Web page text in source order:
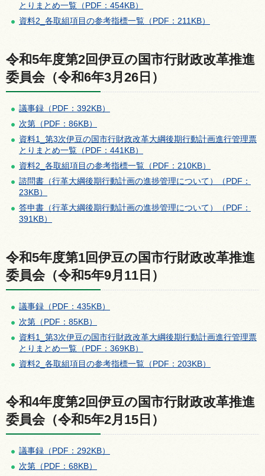
とりまとめ一覧（PDF：454KB）
資料2_各取組項目の参考指標一覧（PDF：211KB）
令和5年度第2回伊豆の国市行財政改革推進
委員会（令和6年3月26日）
議事録（PDF：392KB）
次第（PDF：86KB）
資料1_第3次伊豆の国市行財政改革大綱後期行動計画進行管理票
とりまとめ一覧（PDF：441KB）
資料2_各取組項目の参考指標一覧（PDF：210KB）
諮問書（行革大綱後期行動計画の進捗管理について）（PDF：
23KB）
答申書（行革大綱後期行動計画の進捗管理について）（PDF：
391KB）
令和5年度第1回伊豆の国市行財政改革推進
委員会（令和5年9月11日）
議事録（PDF：435KB）
次第（PDF：85KB）
資料1_第3次伊豆の国市行財政改革大綱後期行動計画進行管理票
とりまとめ一覧（PDF：369KB）
資料2_各取組項目の参考指標一覧（PDF：203KB）
令和4年度第2回伊豆の国市行財政改革推進
委員会（令和5年2月15日）
議事録（PDF：292KB）
次第（PDF：68KB）